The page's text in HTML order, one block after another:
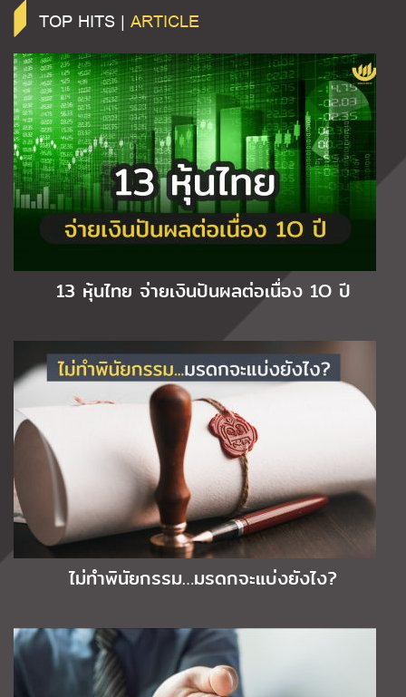
TOP HITS | ARTICLE
13 หุ้นไทย จ่ายเงินปันผลต่อเนื่อง 1O ปี
ไม่ทำพินัยกรรม…มรดกจะแบ่งยังไง?